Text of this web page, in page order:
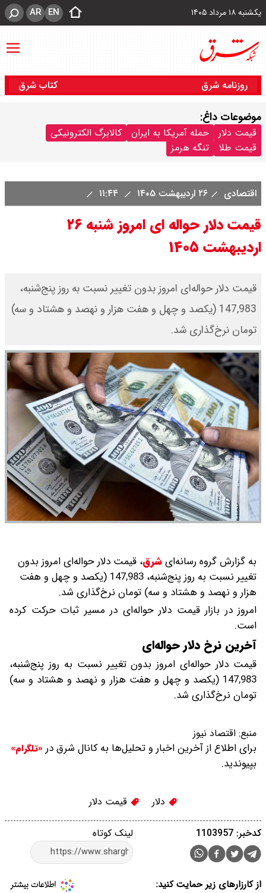
یکشنبه ۱۸ مرداد ۱۴۰۵ EN
AR
روزنامه شرق کتاب شرق
موضوعات داغ:
قیمت دلار حمله آمریکا به ایران
کالابرگ الکترونیکی
قیمت طلا
تنگه هرمز
اقتصادی ۲۶ اردیبهشت ۱۴۰۵
قیمت دلار حواله ای امروز شنبه ۲۶
اردیبهشت ۱۴۰۵
قیمت دلار حواله‌ای امروز بدون تغییر نسبت به روز پنج‌شنبه،
147,983 (یکصد و چهل و هفت هزار و نهصد و هشتاد و سه)
تومان نرخ‌گذاری شد.
به گزارش گروه رسانه‌ایشرق، قیمت دلار حواله‌ای امروز بدون
تغییر نسبت به روز پنج‌شنبه، 147,983 (یکصد و چهل و هفت
هزار و نهصد و هشتاد و سه) تومان نرخ‌گذاری شد.
امروز در بازار قیمت دلار حواله‌ای در مسیر ثبات حرکت کرده
است.
آخرین نرخ دلار حواله‌ای
قیمت دلار حواله‌ای امروز بدون تغییر نسبت به روز پنج‌شنبه،
147,983 (یکصد و چهل و هفت هزار و نهصد و هشتاد و سه)
تومان نرخ‌گذاری شد.
منبع: اقتصاد نیوز
برای اطلاع از آخرین اخبار و تحلیل‌ها به کانال شرق در «تلگرام»
بپیوندید.
دلار قیمت دلار
لینک کوتاه کدخبر: 1103957
از کارزارهای زیر حمایت کنید: